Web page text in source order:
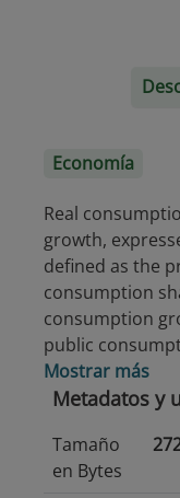
Economía
Real
growth,
defined as the
consumption
consumption
public
Mostrar más
Metadatos y
Tamaño
en Bytes